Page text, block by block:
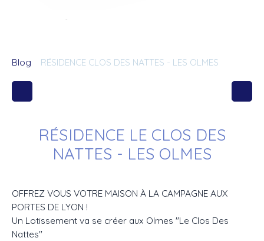
Blog RÉSIDENCE CLOS DES NATTES - LES OLMES
RÉSIDENCE LE CLOS DES
NATTES - LES OLMES
OFFREZ VOUS VOTRE MAISON À LA CAMPAGNE AUX
PORTES DE LYON !
Un Lotissement va se créer aux Olmes "Le Clos Des
Nattes"